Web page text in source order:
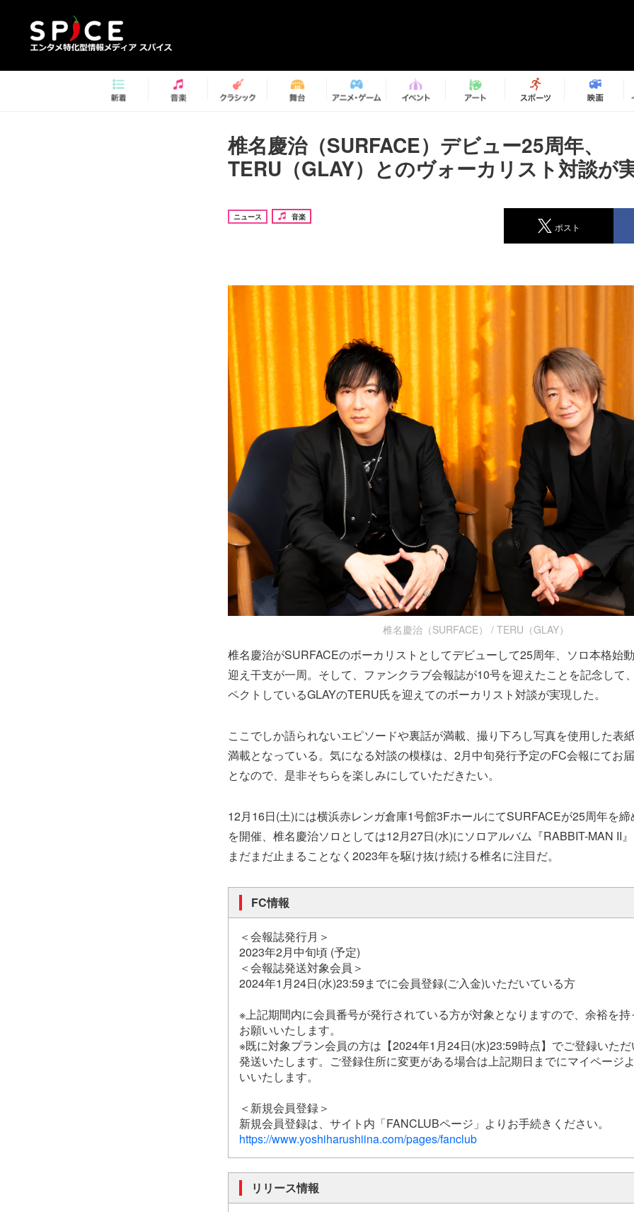
椎名慶治（SURFACE）デビュー25周年、
TERU（GLAY）とのヴォーカリスト対談が
ニュース 音楽
ポスト
椎名慶治（SURFACE） / TERU（GLAY）
椎名慶治がSURFACEのボーカリストとしてデビューして25周年、ソロ本格始
迎え干支が一周。そして、ファンクラブ会報誌が10号を迎えたことを記念して
ペクトしているGLAYのTERU氏を迎えてのボーカリスト対談が実現した。
ここでしか語られないエピソードや裏話が満載、撮り下ろし写真を使用した表
満載となっている。気になる対談の模様は、2月中旬発行予定のFC会報にてお
となので、是非そちらを楽しみにしていただきたい。
12月16日(土)には横浜赤レンガ倉庫1号館3FホールにてSURFACEが25周年を
を開催、椎名慶治ソロとしては12月27日(水)にソロアルバム『RABBIT-MAN II
まだまだ止まることなく2023年を駆け抜け続ける椎名に注目だ。
FC情報
＜会報誌発行月＞
2023年2月中旬頃 (予定)
＜会報誌発送対象会員＞
2024年1月24日(水)23:59までに会員登録(ご入金)いただいている方
※上記期間内に会員番号が発行されている方が対象となりますので、余裕を
お願いいたします。
※既に対象プラン会員の方は【2024年1月24日(水)23:59時点】でご登録いた
発送いたします。ご登録住所に変更がある場合は上記期日までにマイページ
いいたします。
＜新規会員登録＞
新規会員登録は、サイト内「FANCLUBページ」よりお手続きください。
https://www.yoshiharushiina.com/pages/fanclub
リリース情報